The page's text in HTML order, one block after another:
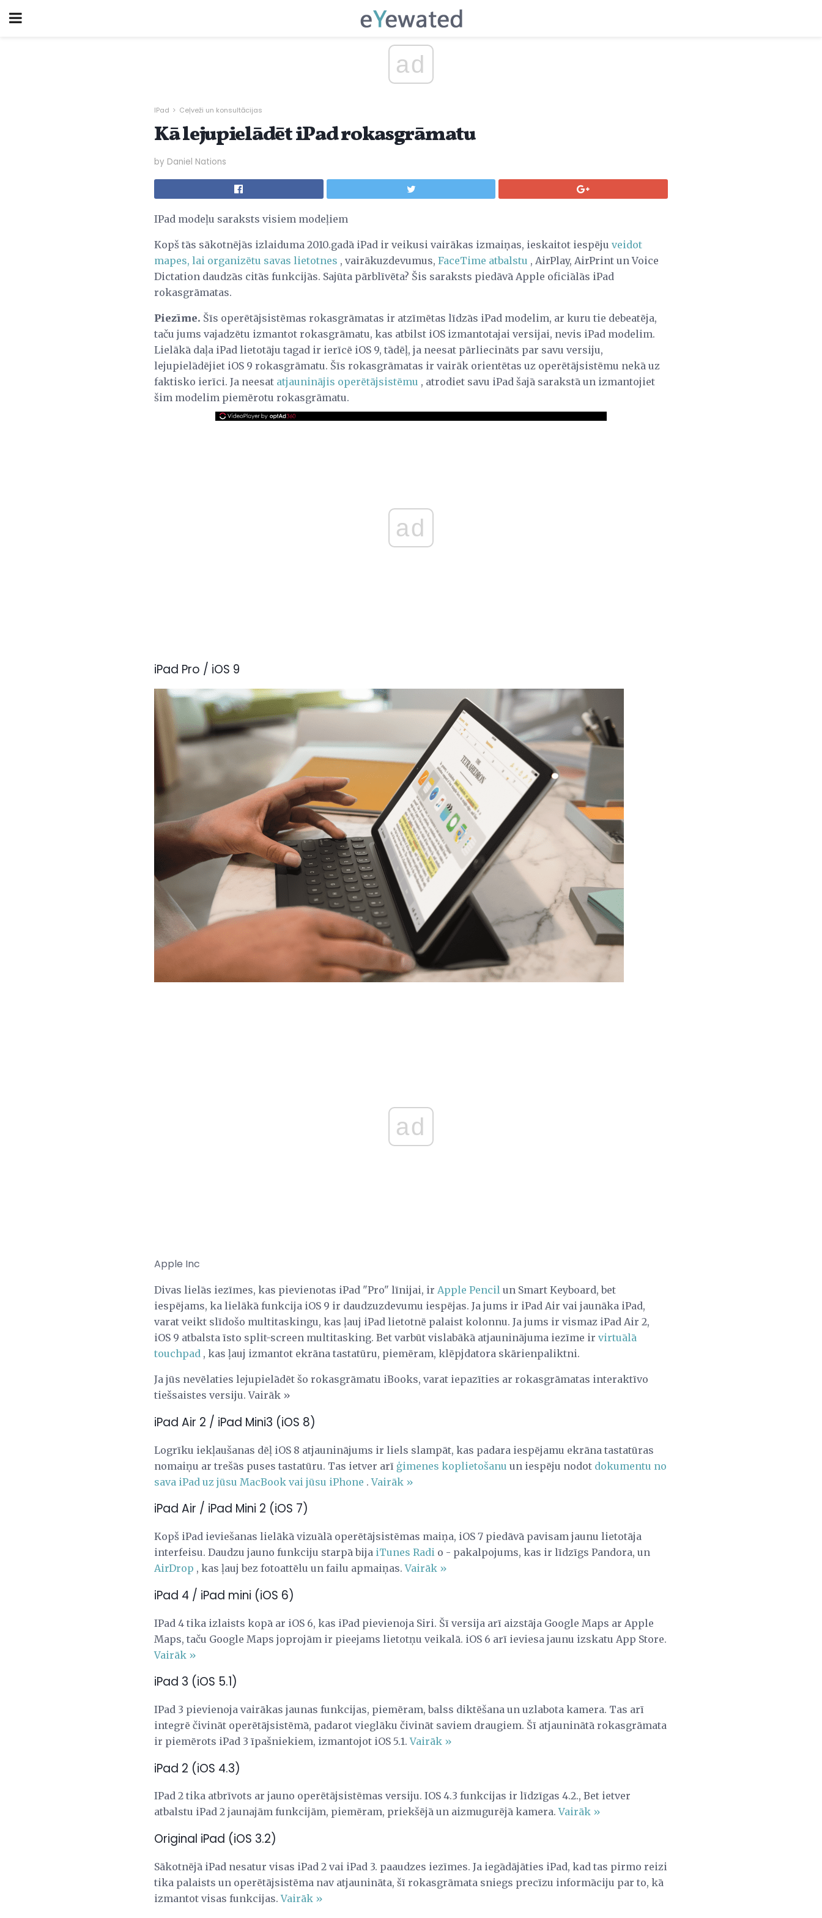
ad
IPad Ceļveži un konsultācijas
Kā lejupielādēt iPad rokasgrāmatu
by Daniel Nations
IPad modeļu saraksts visiem modeļiem
Kopš tās sākotnējās izlaiduma 2010.gadā iPad ir veikusi vairākas izmaiņas, ieskaitot iespēju veidot
mapes, lai organizētu savas lietotnes , vairākuzdevumus, FaceTime atbalstu , AirPlay, AirPrint un Voice
Dictation daudzās citās funkcijās. Sajūta pārblīvēta? Šis saraksts piedāvā Apple oficiālās iPad
rokasgrāmatas.
Piezīme. Šīs operētājsistēmas rokasgrāmatas ir atzīmētas līdzās iPad modelim, ar kuru tie debeatēja,
taču jums vajadzētu izmantot rokasgrāmatu, kas atbilst iOS izmantotajai versijai, nevis iPad modelim.
Lielākā daļa iPad lietotāju tagad ir ierīcē iOS 9, tādēļ, ja neesat pārliecināts par savu versiju,
lejupielādējiet iOS 9 rokasgrāmatu. Šīs rokasgrāmatas ir vairāk orientētas uz operētājsistēmu nekā uz
faktisko ierīci. Ja neesat atjauninājis operētājsistēmu , atrodiet savu iPad šajā sarakstā un izmantojiet
šim modelim piemērotu rokasgrāmatu.
ad
iPad Pro / iOS 9
ad
Apple Inc
Divas lielās iezīmes, kas pievienotas iPad "Pro" līnijai, ir Apple Pencil un Smart Keyboard, bet
iespējams, ka lielākā funkcija iOS 9 ir daudzuzdevumu iespējas. Ja jums ir iPad Air vai jaunāka iPad,
varat veikt slīdošo multitaskingu, kas ļauj iPad lietotnē palaist kolonnu. Ja jums ir vismaz iPad Air 2,
iOS 9 atbalsta īsto split-screen multitasking. Bet varbūt vislabākā atjauninājuma iezīme ir virtuālā
touchpad , kas ļauj izmantot ekrāna tastatūru, piemēram, klēpjdatora skārienpaliktni.
Ja jūs nevēlaties lejupielādēt šo rokasgrāmatu iBooks, varat iepazīties ar rokasgrāmatas interaktīvo
tiešsaistes versiju. Vairāk »
iPad Air 2 / iPad Mini3 (iOS 8)
Logrīku iekļaušanas dēļ iOS 8 atjauninājums ir liels slampāt, kas padara iespējamu ekrāna tastatūras
nomaiņu ar trešās puses tastatūru. Tas ietver arī ģimenes koplietošanu un iespēju nodot dokumentu no
sava iPad uz jūsu MacBook vai jūsu iPhone .Vairāk »
iPad Air / iPad Mini 2 (iOS 7)
Kopš iPad ieviešanas lielākā vizuālā operētājsistēmas maiņa, iOS 7 piedāvā pavisam jaunu lietotāja
interfeisu. Daudzu jauno funkciju starpā bija iTunes Radi o - pakalpojums, kas ir līdzīgs Pandora, un
AirDrop , kas ļauj bez fotoattēlu un failu apmaiņas.Vairāk »
iPad 4 / iPad mini (iOS 6)
IPad 4 tika izlaists kopā ar iOS 6, kas iPad pievienoja Siri. Šī versija arī aizstāja Google Maps ar Apple
Maps, taču Google Maps joprojām ir pieejams lietotņu veikalā. iOS 6 arī ieviesa jaunu izskatu App Store.
Vairāk »
iPad 3 (iOS 5.1)
IPad 3 pievienoja vairākas jaunas funkcijas, piemēram, balss diktēšana un uzlabota kamera. Tas arī
integrē čivināt operētājsistēmā, padarot vieglāku čivināt saviem draugiem. Šī atjauninātā rokasgrāmata
ir piemērots iPad 3 īpašniekiem, izmantojot iOS 5.1.Vairāk »
iPad 2 (iOS 4.3)
IPad 2 tika atbrīvots ar jauno operētājsistēmas versiju. IOS 4.3 funkcijas ir līdzīgas 4.2., Bet ietver
atbalstu iPad 2 jaunajām funkcijām, piemēram, priekšējā un aizmugurējā kamera.Vairāk »
Original iPad (iOS 3.2)
Sākotnējā iPad nesatur visas iPad 2 vai iPad 3. paaudzes iezīmes. Ja iegādājāties iPad, kad tas pirmo reizi
tika palaists un operētājsistēma nav atjaunināta, šī rokasgrāmata sniegs precīzu informāciju par to, kā
izmantot visas funkcijas.Vairāk »